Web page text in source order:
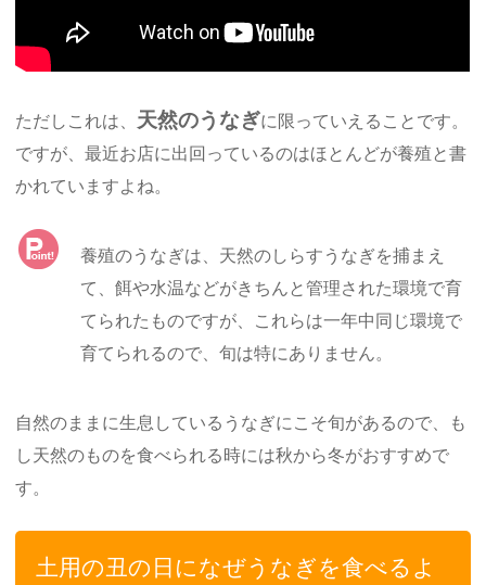
ただしこれは、 天然のうなぎに限っていえることです。
ですが、最近お店に出回っているのはほとんどが養殖と書
かれていますよね。
養殖のうなぎは、天然のしらすうなぎを捕まえ
て、餌や水温などがきちんと管理された環境で育
てられたものですが、これらは一年中同じ環境で
育てられるので、旬は特にありません。
自然のままに生息しているうなぎにこそ旬があるので、も
し天然のものを食べられる時には秋から冬がおすすめで
す。
土用の丑の日になぜうなぎを食べるよ